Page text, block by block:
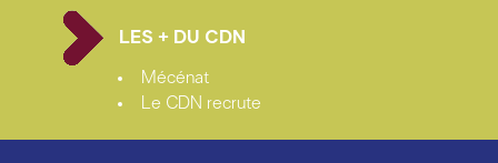
LES + DU CDN
Mécénat
Le CDN recrute